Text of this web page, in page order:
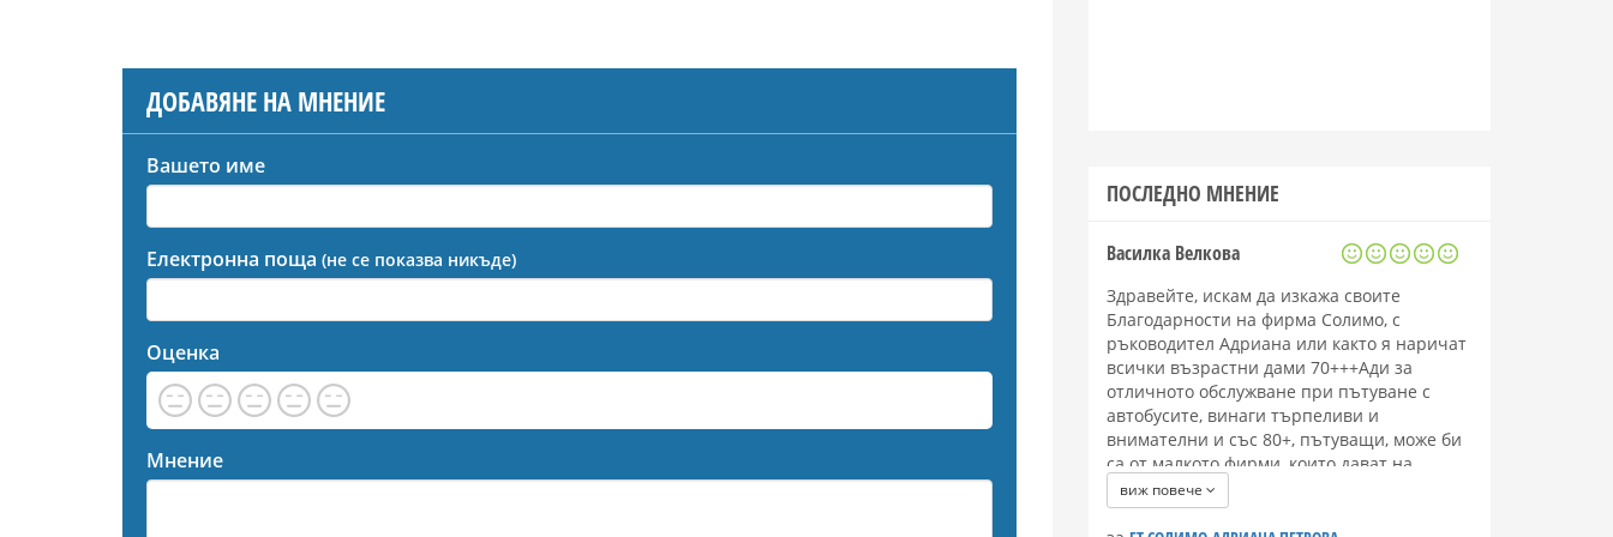
ДОБАВЯНЕ НА МНЕНИЕ
Вашето име
Електронна поща (не се показва никъде)
Оценка
Мнение
ПОСЛЕДНО МНЕНИЕ
Василка Велкова
Здравейте, искам да изкажа своите
Благодарности на фирма Солимо, с
ръководител Адриана или както я наричат
всички възрастни дами 70+++Ади за
отличното обслужване при пътуване с
автобусите, винаги търпеливи и
внимателни и със 80+, пътуващи, може би
са от малкото фирми, които дават на
възрастните хора положителни емоции и
радост.
виж повече